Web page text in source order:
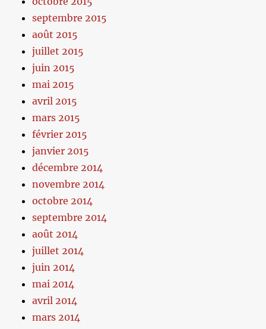
septembre 2015
août 2015
juillet 2015
juin 2015
mai 2015
avril 2015
mars 2015
février 2015
janvier 2015
décembre 2014
novembre 2014
octobre 2014
septembre 2014
août 2014
juillet 2014
juin 2014
mai 2014
avril 2014
mars 2014